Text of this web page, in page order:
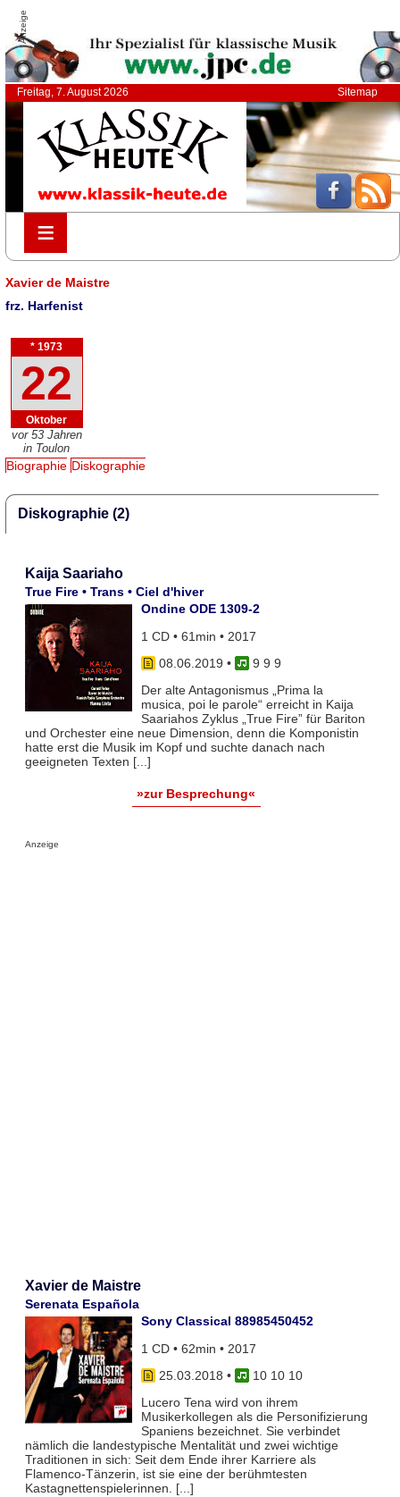
Anzeige
Freitag, 7. August 2026 Sitemap
≡
≡
Xavier de Maistre
frz. Harfenist
* 1973
22
Oktober
vor 53 Jahren
in Toulon
Biographie Diskographie
Diskographie (2)
Kaija Saariaho
True Fire • Trans • Ciel d'hiver
Ondine ODE 1309-2
1 CD • 61min • 2017
08.06.2019 •
9 9 9
Der alte Antagonismus „Prima la
musica, poi le parole“ erreicht in Kaija
Saariahos Zyklus „True Fire” für Bariton
und Orchester eine neue Dimension, denn die Komponistin
hatte erst die Musik im Kopf und suchte danach nach
geeigneten Texten [...]
»zur Besprechung«
Anzeige
Xavier de Maistre
Serenata Española
Sony Classical 88985450452
1 CD • 62min • 2017
25.03.2018 •
10 10 10
Lucero Tena wird von ihrem
Musikerkollegen als die Personifizierung
Spaniens bezeichnet. Sie verbindet
nämlich die landestypische Mentalität und zwei wichtige
Traditionen in sich: Seit dem Ende ihrer Karriere als
Flamenco-Tänzerin, ist sie eine der berühmtesten
Kastagnettenspielerinnen. [...]